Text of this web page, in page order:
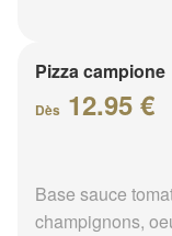
Pizza campione
Dès 12.95 €
Base sauce
champignons,